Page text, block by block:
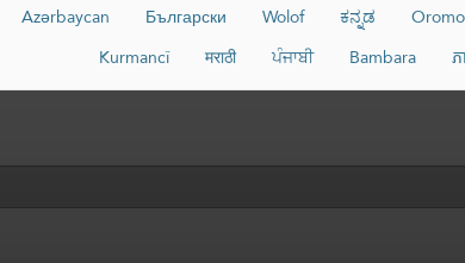
ಕನ್ನಡ
Wolof
Български
Azərbaycan
ភ
Bambara
ਪੰਜਾਬੀ
मराठी
Kurmancî